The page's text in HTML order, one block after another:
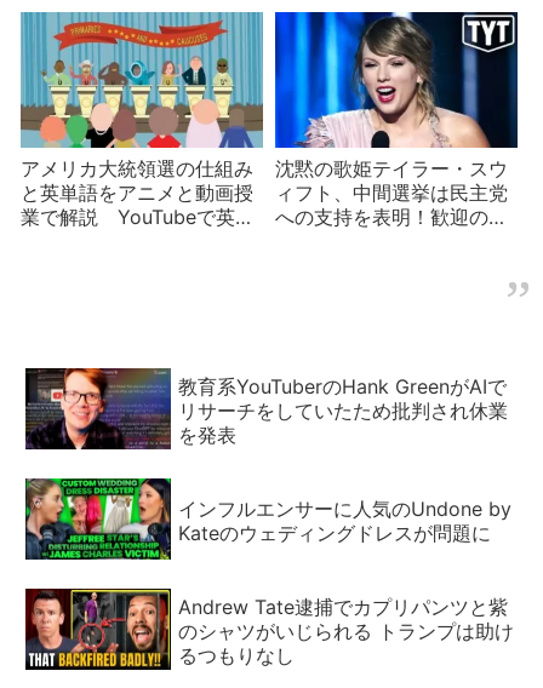
アメリカ大統領選の仕組み
と英単語をアニメと動画授
業で解説 YouTubeで英語
沈黙の歌姫テイラー・スウ
ィフト、中間選挙は民主党
への支持を表明！歓迎の声
教育系YouTuberのHank GreenがAIで
リサーチをしていたため批判され休業
を発表
インフルエンサーに人気のUndone by
Kateのウェディングドレスが問題に
Andrew Tate逮捕でカプリパンツと紫
のシャツがいじられる トランプは助け
るつもりなし